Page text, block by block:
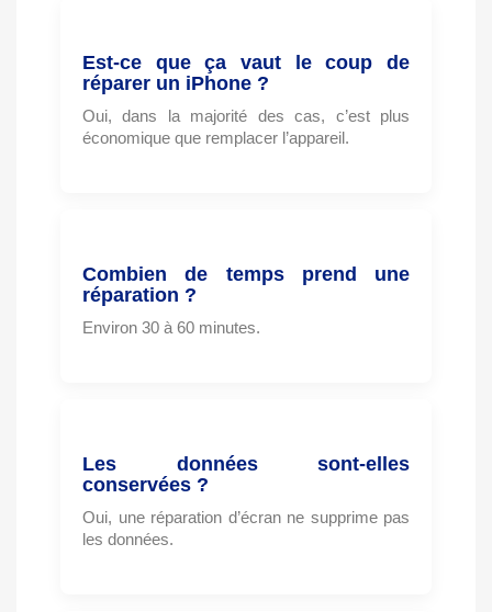
Est-ce que ça vaut le coup de
réparer un iPhone ?
Oui, dans la majorité des cas, c’est plus
économique que remplacer l’appareil.
Combien de temps prend une
réparation ?
Environ 30 à 60 minutes.
Les données sont-elles
conservées ?
Oui, une réparation d’écran ne supprime pas
les données.